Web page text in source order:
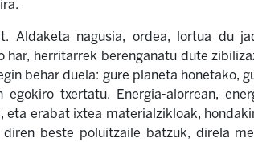
Aldaketa nagusia, ordea, lortua du
herritarrek berenganatu dute
behar duela: gure planeta honetako,
txertatu. Energia-alorrean,
eta erabat ixtea materialzikloak,
beste poluitzaile batzuk, direla